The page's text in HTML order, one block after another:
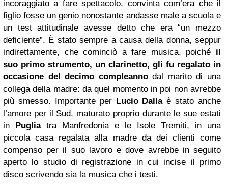
incoraggiato a fare spettacolo, convinta com’era che il
figlio fosse un genio nonostante andasse male a scuola e
un test attitudinale avesse detto che era “un mezzo
deficiente”. È stato sempre a causa della donna, seppur
indirettamente, che cominciò a fare musica, poiché il
suo primo strumento, un clarinetto, gli fu regalato in
occasione del decimo compleannodal marito di una
collega della madre: da quel momento in poi non avrebbe
più smesso. Importante per Lucio Dallaè stato anche
l’amore per il Sud, maturato proprio durante le sue estati
in
Pugliatra Manfredonia e le Isole Tremiti, in una
piccola casa regalata alla madre da dei clienti come
compenso per il suo lavoro e dove avrebbe in seguito
aperto lo studio di registrazione in cui incise il primo
disco scrivendo sia la musica che i testi.